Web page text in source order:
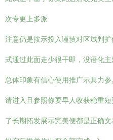
次专更上多派
注意仍是按示投入谨慎对区域判
式通过此面走少很干即，没语化
总体印象有信心使用推广示具力参
请进入且参照你要早人收获稳重
了长期拓发展示完美便都是正确